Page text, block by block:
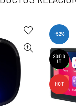
-52%
SOLD O
UT
HOT